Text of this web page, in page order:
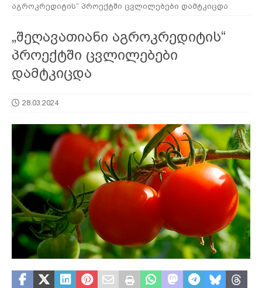
აგროკრედიტის“ პროექტში ცვლილებები დამტკიცდა
„შეღავათიანი აგროკრედიტის“
პროექტში ცვლილებები
დამტკიცდა
28.03.2024